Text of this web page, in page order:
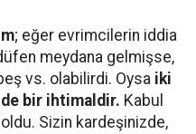
; eğer evrimcilerin iddia
meydana gelmişse,
vs. olabilirdi. Oysa iki
bir ihtimaldir. Kabul
Sizin kardeşinizde,